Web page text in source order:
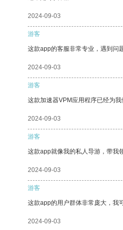
2024-09-03
游客
这款app的客服非常专业，遇到问
2024-09-03
游客
这款加速器VPM应用程序已经为
2024-09-03
游客
这款app就像我的私人导游，带我
2024-09-03
游客
这款app的用户群体非常庞大，我
2024-09-03